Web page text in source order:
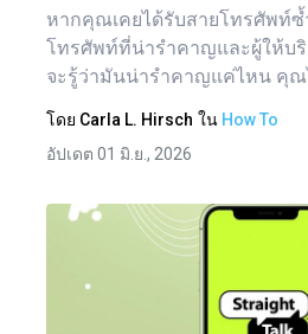
หากคุณเคยได้รับสายโทรศัพท์ซ้
โทรศัพท์ที่น่ารำคาญและผู้ให้บ
จะรู้ว่ามันน่ารำคาญแค่ไหน คุณ
โดย Carla L. Hirsch ใน How To
อัปเดต 01 มิ.ย., 2026